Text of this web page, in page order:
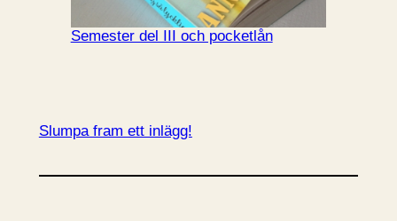
Semester del III och pocketlån
Slumpa fram ett inlägg!